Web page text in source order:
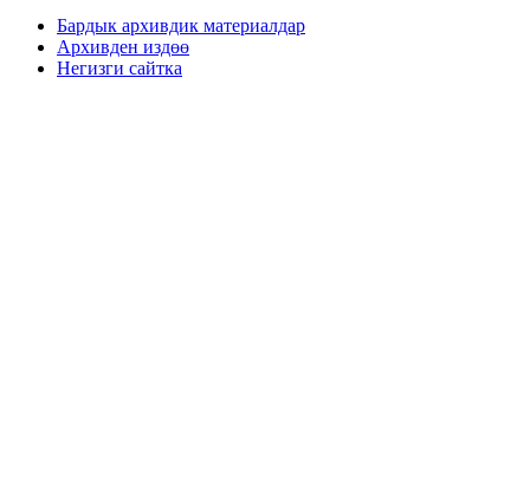
Бардык архивдик материалдар
Архивден издөө
Негизги сайтка